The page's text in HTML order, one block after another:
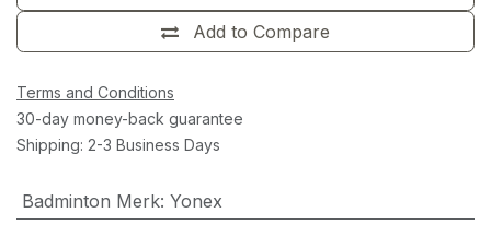
Add to Compare
Terms and Conditions
30-day money-back guarantee
Shipping: 2-3 Business Days
Badminton Merk: Yonex